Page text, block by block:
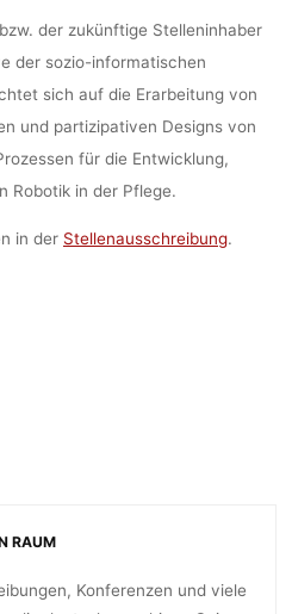
der zukünftige Stelleninhaber
der sozio-informatischen
sich auf die Erarbeitung von
und partizipativen Designs von
für die Entwicklung,
Robotik in der Pflege.
in der Stellenausschreibung.
RAUM
Konferenzen und viele